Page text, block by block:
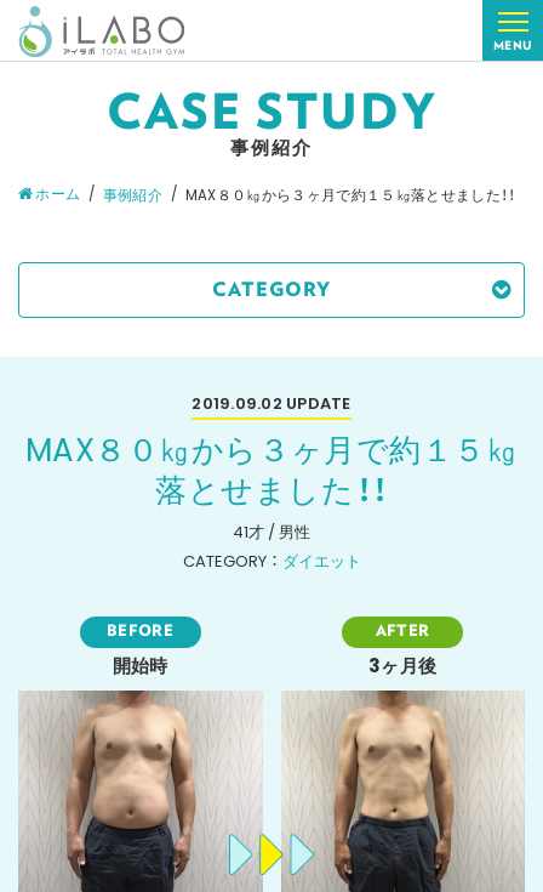
MENU
CASE STUDY
事例紹介
ホーム 事例紹介 MAX８０㎏から３ヶ月で約１５㎏落とせました！！
CATEGORY
2019.09.02 UPDATE
MAX８０㎏から３ヶ月で約１５㎏
落とせました！！
41才 / 男性
CATEGORY ： ダイエット
BEFORE
開始時
AFTER
3ヶ月後